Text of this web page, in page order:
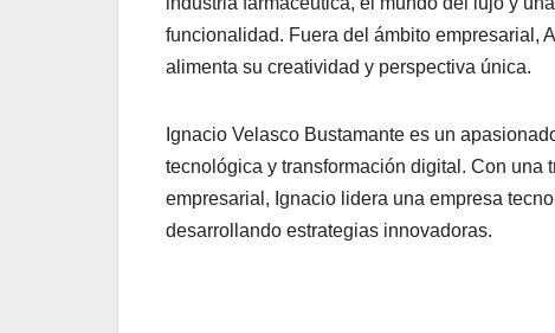
funcionalidad. Fuera del ámbito empresarial,
alimenta su creatividad y perspectiva única.
Ignacio Velasco Bustamante es un
tecnológica y transformación digital. Con una
empresarial, Ignacio lidera una empresa
desarrollando estrategias innovadoras.